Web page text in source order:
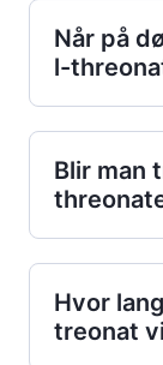
Når på
l-
Blir man
Hvor
treonat